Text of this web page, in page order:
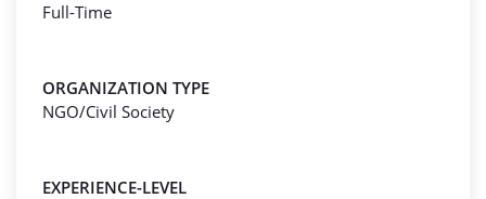
Full-Time
ORGANIZATION TYPE
NGO/Civil Society
EXPERIENCE-LEVEL